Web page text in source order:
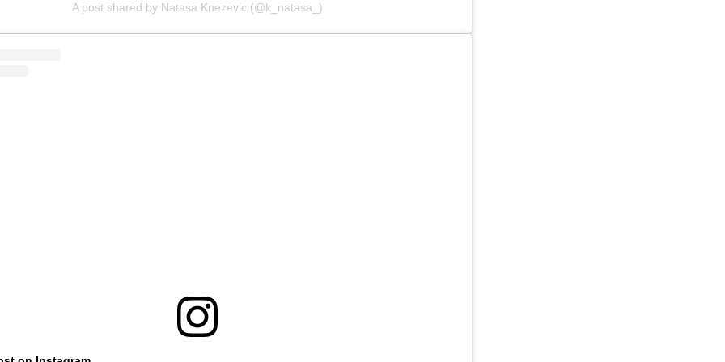
A post shared by Natasa Knezevic (@k_natasa_)